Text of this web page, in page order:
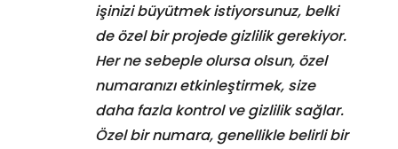
işinizi büyütmek istiyorsunuz, belki
de özel bir projede gizlilik gerekiyor.
Her ne sebeple olursa olsun, özel
numaranızı etkinleştirmek, size
daha fazla kontrol ve gizlilik sağlar.
Özel bir numara, genellikle belirli bir